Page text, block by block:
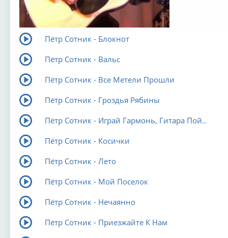
Пётр Сотник - Блокнот
Пётр Сотник - Вальс
Пётр Сотник - Все Метели Прошли
Пётр Сотник - Гроздья Рябины
Пётр Сотник - Играй Гармонь, Гитара Пой..
Пётр Сотник - Косички
Пётр Сотник - Лето
Пётр Сотник - Мой Поселок
Пётр Сотник - Нечаянно
Пётр Сотник - Приезжайте К Нам